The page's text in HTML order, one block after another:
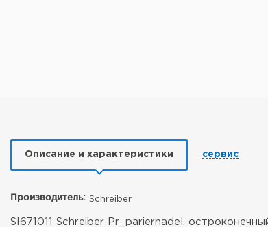
Описание и характеристики сервис
Производитель: Schreiber
SI671011 Schreiber Pr_pariernadel,